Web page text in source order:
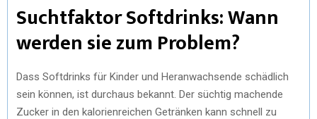
R T
Suchtfaktor Softdrinks: Wann
werden sie zum Problem?
Dass Softdrinks für Kinder und Heranwachsende schädlich
sein können, ist durchaus bekannt. Der süchtig machende
Zucker in den kalorienreichen Getränken kann schnell zu